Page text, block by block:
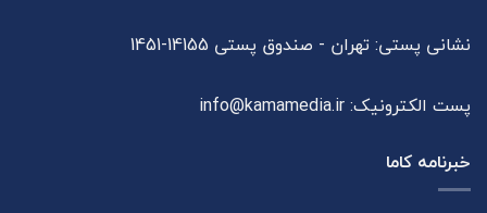
نشانی پستی: تهران - صندوق پستی 14155-1451
پست الکترونیک:info@kamamedia.ir
خبرنامه کاما